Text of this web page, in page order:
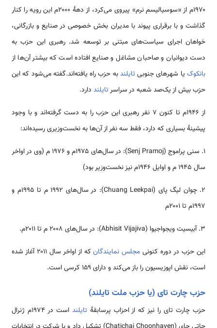
۱۹۷۰م از «سوسیالیسم نرم» پیروی می‌کرد، از دههٔ ۲۰۰۰م این رویه را کنار
گذاشت و با برقراری پیوند با مدیران بخش خصوصی در صنایع و بازرگانی،
خواهان اجرای سیاست‌های مبتنی بر توسعه شد. رهبری این حزب به
دست دیوانیان و صاحبان مشاغل و صنایع افتاده است که بیشتر آن‌ها از
بانکوکیا شهرهای جنوبی تایلندبه حزب راه یافته‌اند.گفته می‌شود که این
حزب بیش از یک‌صد شعبه در سراسرتایلند دارد.
از ۱۹۴۶م تا کنون ۷ نفر رهبری این حزب را به دست گرفته‌اند و با وجود
پیشینهٔ بسیاری که دارد، فقط سه نفر از آن‌ها به نخست‌وزیری رسیده‌اند:
۱. سنی پراموج (Senj Pramoj): در سال‌های ۱۹۷۵م و ۱۹۷۶ م (وی در اواخر
سال ۱۹۴۵ م و اوایل ۱۹۴۶م نیز نخست‌وزیر بود)
۲. چوان لیگ پای (Chuang Leekpai): در سال‌های ۱۹۹۲ م تا ۱۹۹۵م و
۱۹۹۷م تا ۲۰۰۱م
۳. آبیسیت ویجواجیوا (Abhisit Vijajiva): در سال‌های ۲۰۰۸ م تا ۲۰۱۱م.
این حزب در دوره کنونی مجلس نمایندگان
که از اواخر سال ۲۰۱۱ آغاز شده
است، نقش اپوزیسیون را باز می‌کند و دارای ۱۵۹ کرسی است.
حزب چارت تای (یا حزب ملت تایلند)
حزب چارت تای را نیز که از احزاب پرسابقهٔ تایلند
است در ۱۹۷۴م ژنرال